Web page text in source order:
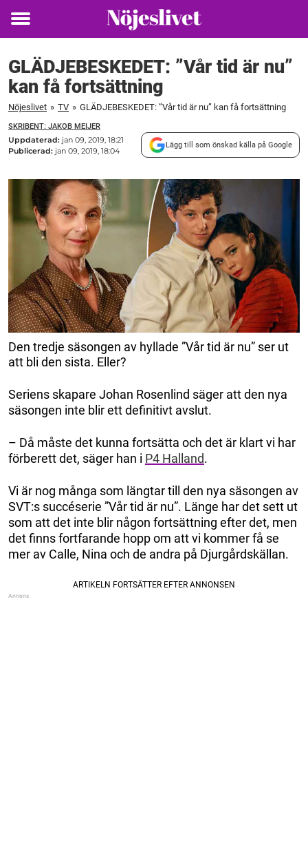
Toggle
GLÄDJEBESKEDET: ”Vår tid är nu”
kan få fortsättning
Nöjeslivet » TV » GLÄDJEBESKEDET: ”Vår tid är nu” kan få fortsättning
SKRIBENT: JAKOB MEIJER
Uppdaterad: jan 09, 2019, 18:21
Publicerad: jan 09, 2019, 18:04
Lägg till som önskad källa på Google
Den tredje säsongen av hyllade ”Vår tid är nu” ser ut
att bli den sista. Eller?
Seriens skapare Johan Rosenlind säger att den nya
säsongen inte blir ett definitivt avslut.
– Då måste det kunna fortsätta och det är klart vi har
förberett det, säger han i P4 Halland.
Vi är nog många som längtar till den nya säsongen av
SVT:s succéserie ”Vår tid är nu”. Länge har det sett ut
som att det inte blir någon fortsättning efter det, men
det finns fortfarande hopp om att vi kommer få se
mer av Calle, Nina och de andra på Djurgårdskällan.